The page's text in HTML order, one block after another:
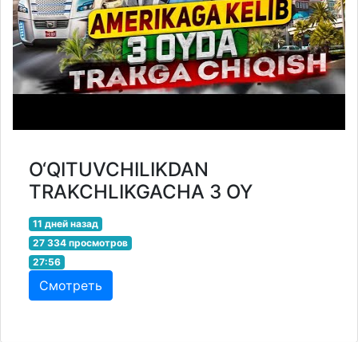
O‘QITUVCHILIKDAN
TRAKCHLIKGACHA 3 OY
11 дней назад
27 334 просмотров
27:56
Смотреть